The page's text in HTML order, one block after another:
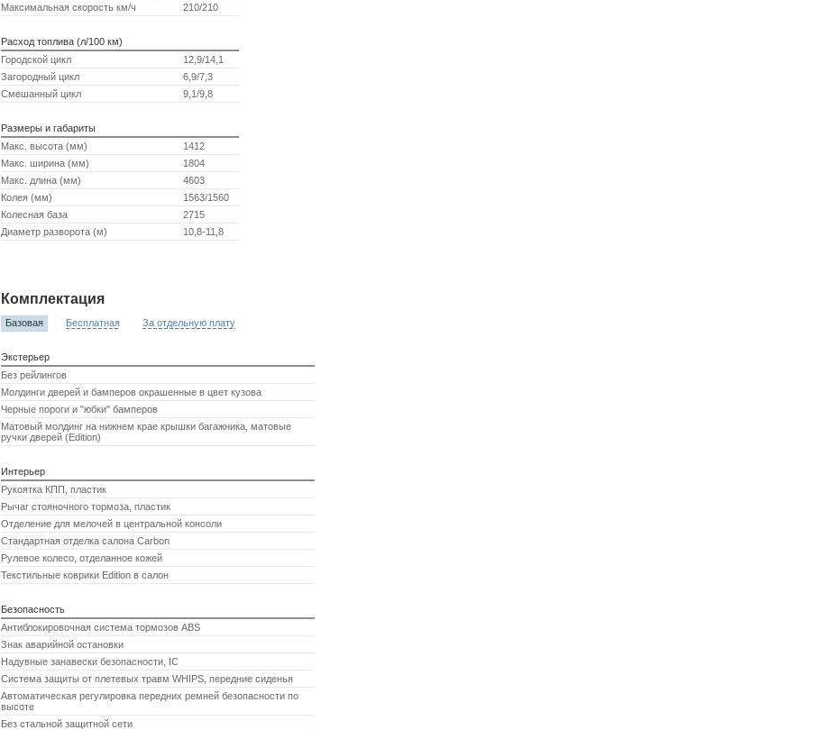
Максимальная скорость км/ч
210/210
Расход топлива (л/100 км)
Городской цикл
12,9/14,1
Загородный цикл
6,9/7,3
Смешанный цикл
9,1/9,8
Размеры и габариты
Макс. высота (мм)
1412
Макс. ширина (мм)
1804
Макс. длина (мм)
4603
Колея (мм)
1563/1560
Колесная база
2715
Диаметр разворота (м)
10,8-11,8
Комплектация
Базовая Бесплатная За отдельную плату
Экстерьер
Без рейлингов
Молдинги дверей и бамперов окрашенные в цвет кузова
Черные пороги и "юбки" бамперов
Матовый молдинг на нижнем крае крышки багажника, матовые
ручки дверей (Edition)
Интерьер
Рукоятка КПП, пластик
Рычаг стояночного тормоза, пластик
Отделение для мелочей в центральной консоли
Стандартная отделка салона Carbon
Рулевое колесо, отделанное кожей
Текстильные коврики Edition в салон
Безопасность
Антиблокировочная система тормозов ABS
Знак аварийной остановки
Надувные занавески безопасности, IC
Система защиты от плетевых травм WHIPS, передние сиденья
Автоматическая регулировка передних ремней безопасности по
высоте
Без стальной защитной сети